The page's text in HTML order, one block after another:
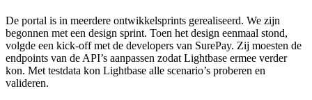
De portal is in meerdere ontwikkelsprints gerealiseerd. We zijn
begonnen met een design sprint. Toen het design eenmaal stond,
volgde een kick-off met de developers van SurePay. Zij moesten de
endpoints van de API’s aanpassen zodat Lightbase ermee verder
kon. Met testdata kon Lightbase alle scenario’s proberen en
valideren.